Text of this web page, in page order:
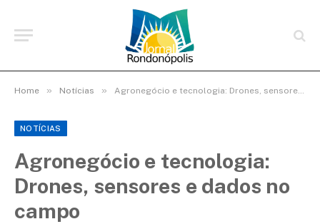
Home » Notícias » Agronegócio e tecnologia: Drones, sensores e dados no campo
NOTÍCIAS
Agronegócio e tecnologia:
Drones, sensores e dados no
campo